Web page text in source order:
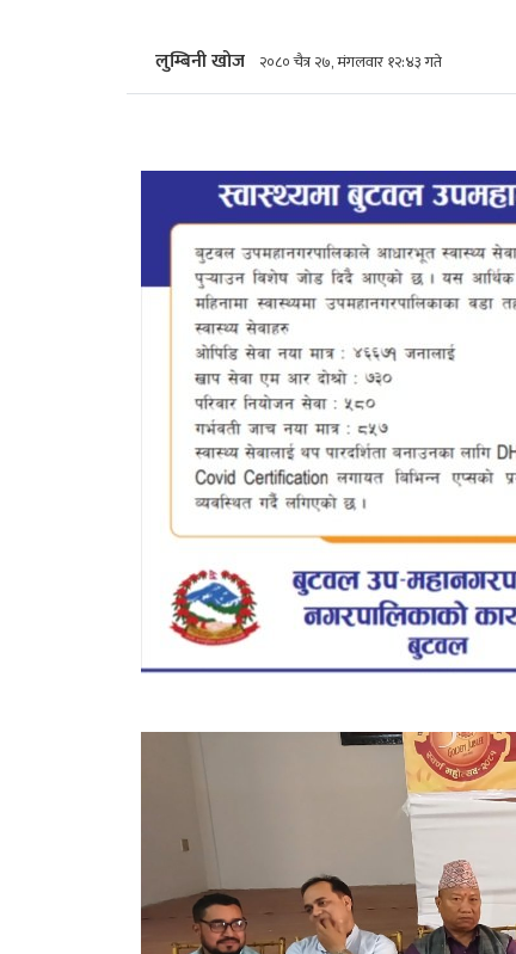
लुम्बिनी खोज २०८० चैत्र २७, मंगलवार १२:४३ गते